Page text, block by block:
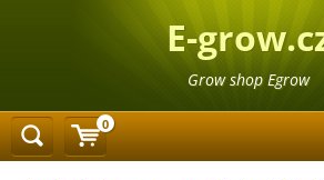
E-
Grow shop Egrow
0